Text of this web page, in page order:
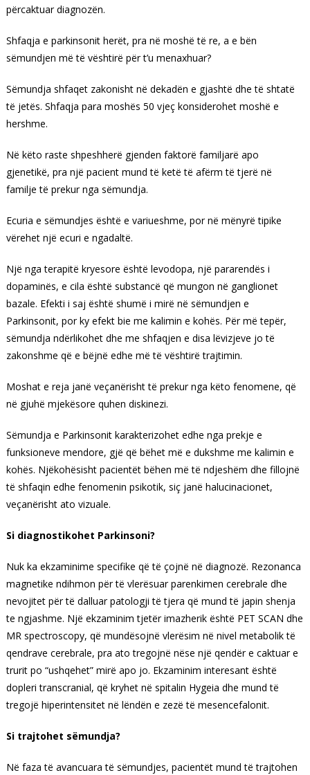
përcaktuar diagnozën.
Shfaqja e parkinsonit herët, pra në moshë të re, a e bën
sëmundjen më të vështirë për t’u menaxhuar?
Sëmundja shfaqet zakonisht në dekadën e gjashtë dhe të shtatë
të jetës. Shfaqja para moshës 50 vjeç konsiderohet moshë e
hershme.
Në këto raste shpeshherë gjenden faktorë familjarë apo
gjenetikë, pra një pacient mund të ketë të afërm të tjerë në
familje të prekur nga sëmundja.
Ecuria e sëmundjes është e variueshme, por në mënyrë tipike
vërehet një ecuri e ngadaltë.
Një nga terapitë kryesore është levodopa, një pararendës i
dopaminës, e cila është substancë që mungon në ganglionet
bazale. Efekti i saj është shumë i mirë në sëmundjen e
Parkinsonit, por ky efekt bie me kalimin e kohës. Për më tepër,
sëmundja ndërlikohet dhe me shfaqjen e disa lëvizjeve jo të
zakonshme që e bëjnë edhe më të vështirë trajtimin.
Moshat e reja janë veçanërisht të prekur nga këto fenomene, që
në gjuhë mjekësore quhen diskinezi.
Sëmundja e Parkinsonit karakterizohet edhe nga prekje e
funksioneve mendore, gjë që bëhet më e dukshme me kalimin e
kohës. Njëkohësisht pacientët bëhen më të ndjeshëm dhe fillojnë
të shfaqin edhe fenomenin psikotik, siç janë halucinacionet,
veçanërisht ato vizuale.
Si diagnostikohet Parkinsoni?
Nuk ka ekzaminime specifike që të çojnë në diagnozë. Rezonanca
magnetike ndihmon për të vlerësuar parenkimen cerebrale dhe
nevojitet për të dalluar patologji të tjera që mund të japin shenja
te ngjashme. Një ekzaminim tjetër imazherik është PET SCAN dhe
MR spectroscopy, që mundësojnë vlerësim në nivel metabolik të
qendrave cerebrale, pra ato tregojnë nëse një qendër e caktuar e
trurit po “ushqehet” mirë apo jo. Ekzaminim interesant është
dopleri transcranial, që kryhet në spitalin Hygeia dhe mund të
tregojë hiperintensitet në lëndën e zezë të mesencefalonit.
Si trajtohet sëmundja?
Në faza të avancuara të sëmundjes, pacientët mund të trajtohen